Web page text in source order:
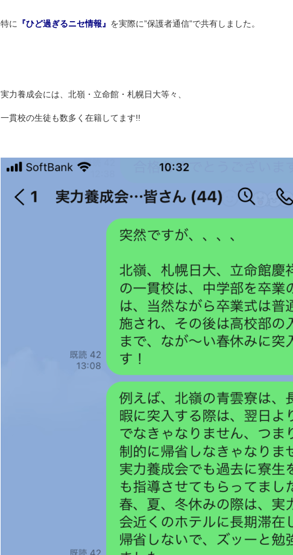
特に 『ひど過ぎるニセ情報』 を実際に”保護者通信”で共有しました。
実力養成会には、北嶺・立命館・札幌日大等々、
一貫校の生徒も数多く在籍してます!!